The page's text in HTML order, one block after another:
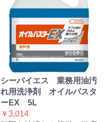
シーバイエス 業務用油汚
れ用洗浄剤 オイルバスタ
ーEX 5L
￥3,014